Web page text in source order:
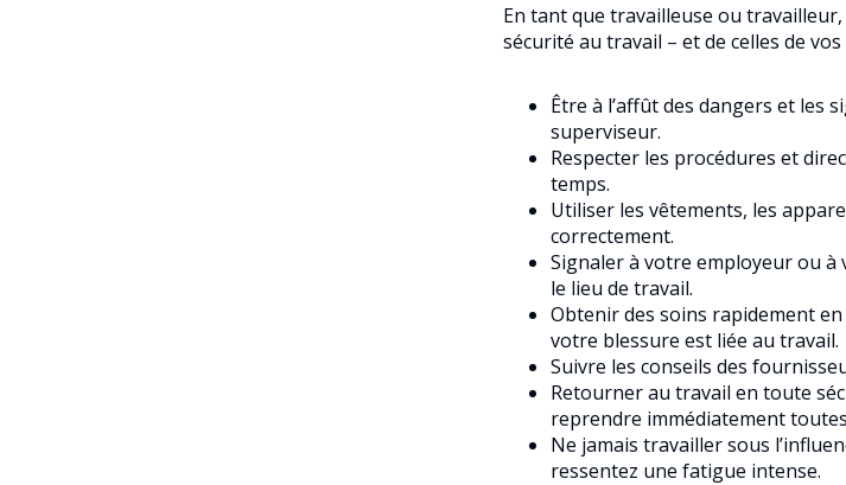
En tant que travailleuse ou
sécurité au travail – et de celles de
Être à l’affût des dangers et les
superviseur.
Respecter les procédures et
temps.
Utiliser les vêtements, les
correctement.
Signaler à votre employeur ou
le lieu de travail.
Obtenir des soins rapidement
votre blessure est liée au travail.
Suivre les conseils des
Retourner au travail en toute
reprendre immédiatement
Ne jamais travailler sous
ressentez une fatigue intense.